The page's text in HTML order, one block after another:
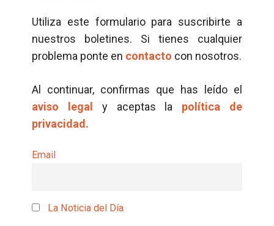
Utiliza este formulario para suscribirte a
nuestros boletines. Si tienes cualquier
problema ponte en contacto con nosotros.
Al continuar, confirmas que has leído el
aviso legal
y aceptas la política de
privacidad.
Email
La Noticia del Día